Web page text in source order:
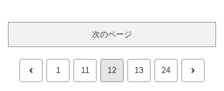
次のページ
前 1 11 12 13 24 次